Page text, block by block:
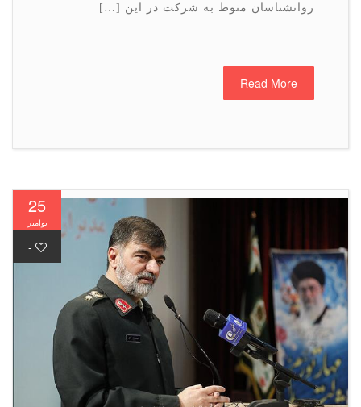
روانشناسان منوط به شرکت در این […]
Read More
25